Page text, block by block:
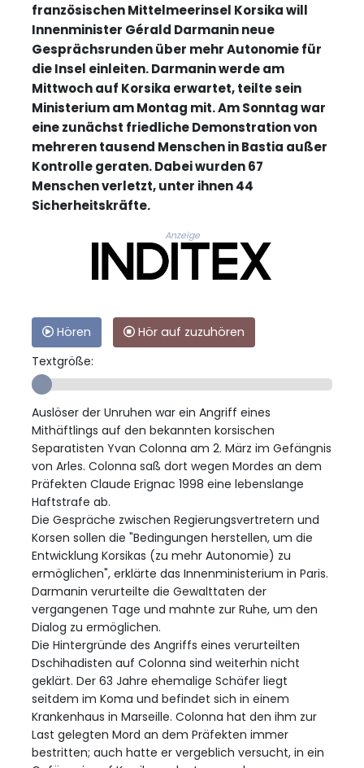
französischen Mittelmeerinsel Korsika will
Innenminister Gérald Darmanin neue
Gesprächsrunden über mehr Autonomie für
die Insel einleiten. Darmanin werde am
Mittwoch auf Korsika erwartet, teilte sein
Ministerium am Montag mit. Am Sonntag war
eine zunächst friedliche Demonstration von
mehreren tausend Menschen in Bastia außer
Kontrolle geraten. Dabei wurden 67
Menschen verletzt, unter ihnen 44
Sicherheitskräfte.
Anzeige
Hören
Hör auf zuzuhören
Textgröße:
Auslöser der Unruhen war ein Angriff eines
Mithäftlings auf den bekannten korsischen
Separatisten Yvan Colonna am 2. März im Gefängnis
von Arles. Colonna saß dort wegen Mordes an dem
Präfekten Claude Erignac 1998 eine lebenslange
Haftstrafe ab.
Die Gespräche zwischen Regierungsvertretern und
Korsen sollen die "Bedingungen herstellen, um die
Entwicklung Korsikas (zu mehr Autonomie) zu
ermöglichen", erklärte das Innenministerium in Paris.
Darmanin verurteilte die Gewalttaten der
vergangenen Tage und mahnte zur Ruhe, um den
Dialog zu ermöglichen.
Die Hintergründe des Angriffs eines verurteilten
Dschihadisten auf Colonna sind weiterhin nicht
geklärt. Der 63 Jahre ehemalige Schäfer liegt
seitdem im Koma und befindet sich in einem
Krankenhaus in Marseille. Colonna hat den ihm zur
Last gelegten Mord an dem Präfekten immer
bestritten; auch hatte er vergeblich versucht, in ein